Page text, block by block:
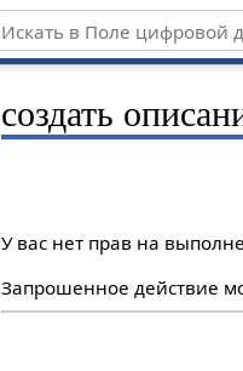
создать
У вас нет прав на
Запрошенное действие